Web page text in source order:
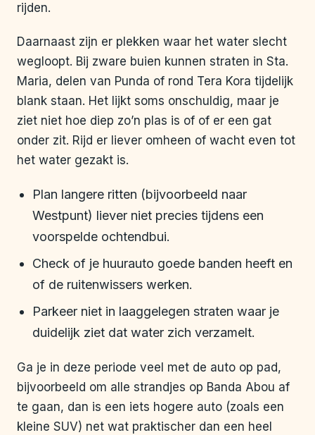
rijden.
Daarnaast zijn er plekken waar het water slecht
wegloopt. Bij zware buien kunnen straten in Sta.
Maria, delen van Punda of rond Tera Kora tijdelijk
blank staan. Het lijkt soms onschuldig, maar je
ziet niet hoe diep zo’n plas is of of er een gat
onder zit. Rijd er liever omheen of wacht even tot
het water gezakt is.
Plan langere ritten (bijvoorbeeld naar
Westpunt) liever niet precies tijdens een
voorspelde ochtendbui.
Check of je huurauto goede banden heeft en
of de ruitenwissers werken.
Parkeer niet in laaggelegen straten waar je
duidelijk ziet dat water zich verzamelt.
Ga je in deze periode veel met de auto op pad,
bijvoorbeeld om alle strandjes op Banda Abou af
te gaan, dan is een iets hogere auto (zoals een
kleine SUV) net wat praktischer dan een heel